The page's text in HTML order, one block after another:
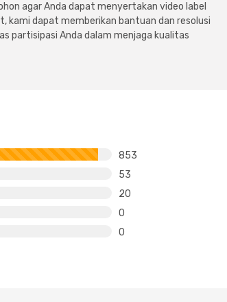
agar Anda dapat menyertakan video label
kami dapat memberikan bantuan dan resolusi
partisipasi Anda dalam menjaga kualitas
853
53
20
0
0